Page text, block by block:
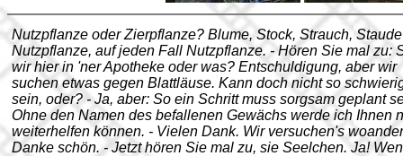
Nutzpflanze oder Zierpflanze? Blume, Stock, Strauch,
Nutzpflanze, auf jeden Fall Nutzpflanze. - Hören Sie mal zu:
wir hier in 'ner Apotheke oder was? Entschuldigung, aber wir
suchen etwas gegen Blattläuse. Kann doch nicht so
sein, oder? - Ja, aber: So ein Schritt muss sorgsam geplant
Ohne den Namen des befallenen Gewächs werde ich Ihnen
weiterhelfen können. - Vielen Dank. Wir versuchen's
Danke schön. - Jetzt hören Sie mal zu, sie Seelchen. Ja!